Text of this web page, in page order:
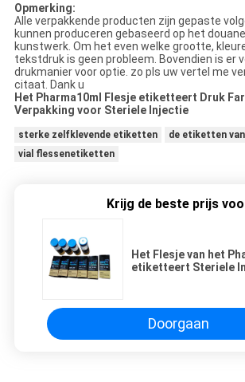
Opmerking:
Alle verpakkende producten zijn gepaste
kunnen produceren gebaseerd op het
kunstwerk. Om het even welke grootte,
tekstdruk is geen probleem. Bovendien is er
drukmanier voor optie. zo pls uw vertel me
citaat. Dank u
Het Pharma10ml Flesje etiketteert Druk
Verpakking voor Steriele Injectie
sterke zelfklevende etiketten
de etiketten
vial flessenetiketten
Krijg de beste prijs
Het Flesje van het
etiketteert Steriele
Doorgaan